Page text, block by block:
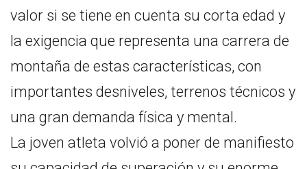
valor si se tiene en cuenta su corta edad y
la exigencia que representa una carrera de
montaña de estas características, con
importantes desniveles, terrenos técnicos y
una gran demanda física y mental.
La joven atleta volvió a poner de manifiesto